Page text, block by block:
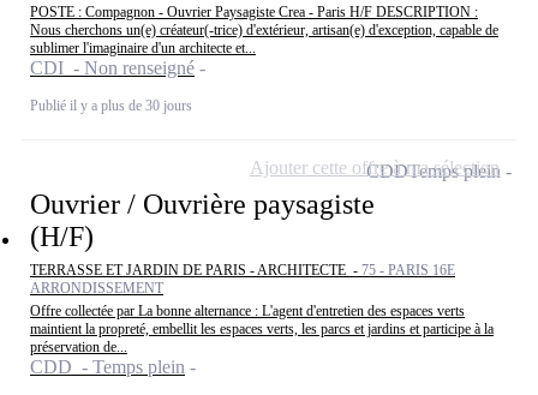
POSTE : Compagnon - Ouvrier Paysagiste Crea - Paris H/F DESCRIPTION :
Nous cherchons un(e) créateur(-trice) d'extérieur, artisan(e) d'exception, capable de
sublimer l'imaginaire d'un architecte et...
CDI - Non renseigné
Publié il y a plus de 30 jours
Ouvrier / Ouvrière paysagiste
(H/F)
TERRASSE ET JARDIN DE PARIS - ARCHITECTE - 75 - PARIS 16E
ARRONDISSEMENT
Offre collectée par La bonne alternance : L'agent d'entretien des espaces verts
maintient la propreté, embellit les espaces verts, les parcs et jardins et participe à la
préservation de...
CDD - Temps plein
CDDTemps plein
Ajouter cette offre à ma sélection